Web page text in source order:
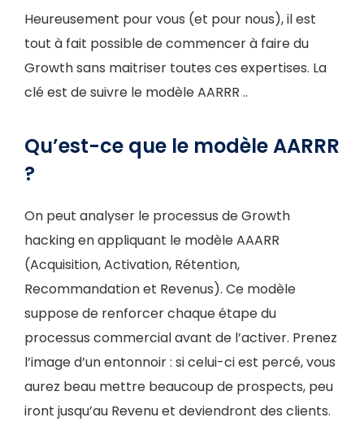
Heureusement pour vous (et pour nous), il est
tout à fait possible de commencer à faire du
Growth sans maitriser toutes ces expertises. La
clé est de suivre le modèle AARRR ..
Qu’est-ce que le modèle AARRR
?
On peut analyser le processus de Growth
hacking en appliquant le modèle AAARR
(Acquisition, Activation, Rétention,
Recommandation et Revenus). Ce modèle
suppose de renforcer chaque étape du
processus commercial avant de l’activer. Prenez
l’image d’un entonnoir : si celui-ci est percé, vous
aurez beau mettre beaucoup de prospects, peu
iront jusqu’au Revenu et deviendront des clients.